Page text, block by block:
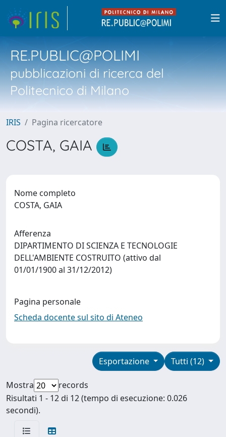
RE.PUBLIC@POLIMI
pubblicazioni di ricerca del
Politecnico di Milano
IRIS Pagina ricercatore
COSTA, GAIA
Nome completo
COSTA, GAIA
Afferenza
DIPARTIMENTO DI SCIENZA E TECNOLOGIE
DELL'AMBIENTE COSTRUITO (attivo dal
01/01/1900 al 31/12/2012)
Pagina personale
Scheda docente sul sito di Ateneo
Tutti (12)
Esportazione
Mostra
records
Risultati 1 - 12 di 12 (tempo di esecuzione: 0.026
secondi).